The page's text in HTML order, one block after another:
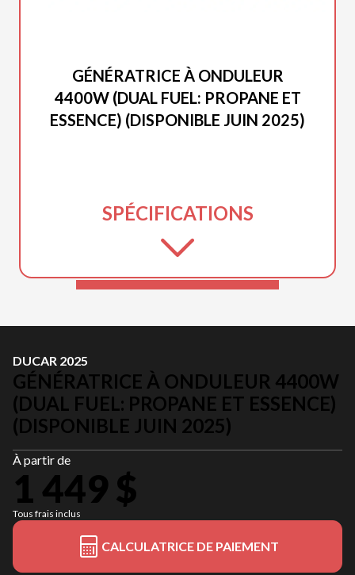
GÉNÉRATRICE À ONDULEUR
4400W (DUAL FUEL: PROPANE ET
ESSENCE) (DISPONIBLE JUIN 2025)
SPÉCIFICATIONS
DUCAR 2025
GÉNÉRATRICE À ONDULEUR 4400W
(DUAL FUEL: PROPANE ET ESSENCE)
(DISPONIBLE JUIN 2025)
À partir de
1 449 $
Tous frais inclus
CALCULATRICE DE PAIEMENT